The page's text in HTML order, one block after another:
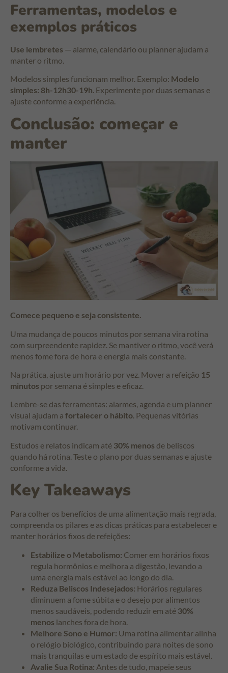
Ferramentas, modelos e
exemplos práticos
Use lembretes — alarme, calendário ou planner ajudam a
manter o ritmo.
Modelos simples funcionam melhor. Exemplo: Modelo
simples: 8h-12h30-19h. Experimente por duas semanas e
ajuste conforme a experiência.
Conclusão: começar e
manter
Comece pequeno e seja consistente.
Uma mudança de poucos minutos por semana vira rotina
com surpreendente rapidez. Se mantiver o ritmo, você verá
menos fome fora de hora e energia mais constante.
Na prática, ajuste um horário por vez. Mover a refeição 15
minutos por semana é simples e eficaz.
Lembre-se das ferramentas: alarmes, agenda e um planner
visual ajudam a fortalecer o hábito. Pequenas vitórias
motivam continuar.
Estudos e relatos indicam até 30% menos de beliscos
quando há rotina. Teste o plano por duas semanas e ajuste
conforme a vida.
Key Takeaways
Para colher os benefícios de uma alimentação mais regrada,
compreenda os pilares e as dicas práticas para estabelecer e
manter horários fixos de refeições:
Estabilize o Metabolismo: Comer em horários fixos
regula hormônios e melhora a digestão, levando a
uma energia mais estável ao longo do dia.
Reduza Beliscos Indesejados: Horários regulares
diminuem a fome súbita e o desejo por alimentos
menos saudáveis, podendo reduzir em até 30%
menos lanches fora de hora.
Melhore Sono e Humor: Uma rotina alimentar alinha
o relógio biológico, contribuindo para noites de sono
mais tranquilas e um estado de espírito mais estável.
Avalie Sua Rotina: Antes de tudo, mapeie seus